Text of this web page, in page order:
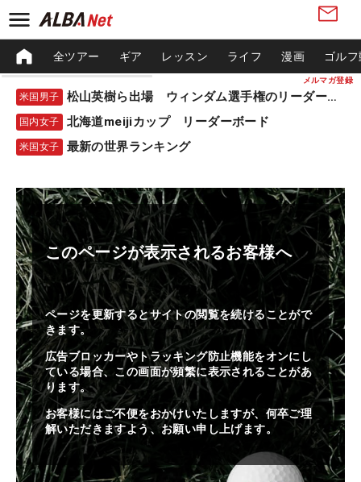
メルマガ登録
全ツアー ギア レッスン ライフ 漫画 ゴル
米国男子 松山英樹ら出場 ウィンダム選手権のリーダーボード
国内女子 北海道meijiカップ リーダーボード
米国女子 最新の世界ランキング
このページが表示されるお客様へ
ページを更新するとサイトの閲覧を続けることがで
きます。
広告ブロッカーやトラッキング防止機能をオンにし
ている場合、この画面が頻繁に表示されることがあ
ります。
お客様にはご不便をおかけいたしますが、何卒ご理
解いただきますよう、お願い申し上げます。